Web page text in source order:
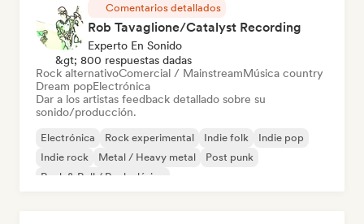
Comentarios detallados
Rob Tavaglione/Catalyst Recording
Experto En Sonido
&gt; 800 respuestas dadas
Rock alternativoComercial / MainstreamMúsica country
Dream popElectrónica
Dar a los artistas feedback detallado sobre su
sonido/producción.
Electrónica Rock experimental Indie folk
Indie pop
Indie rock
Metal / Heavy metal
Post punk
Rock & Roll / Rock clásico